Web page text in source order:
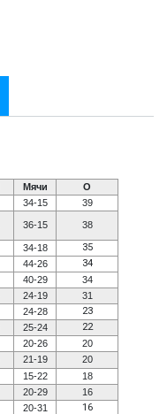
Мячи
О
34-15 39
36-15 38
34-18 35
44-26 34
40-29
34
24-19
31
24-28 23
25-24 22
20-26
20
21-19
20
15-22
18
20-29
16
20-31 16